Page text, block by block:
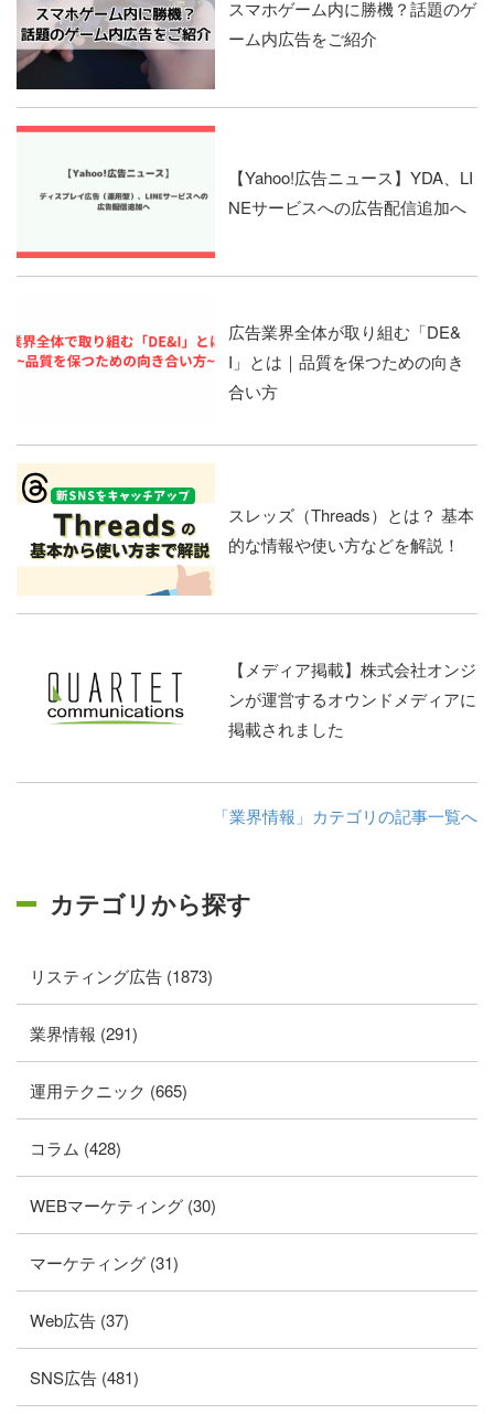
スマホゲーム内に勝機？話題のゲ
ーム内広告をご紹介
【Yahoo!広告ニュース】YDA、LI
NEサービスへの広告配信追加へ
広告業界全体が取り組む「DE&
I」とは｜品質を保つための向き
合い方
スレッズ（Threads）とは？ 基本
的な情報や使い方などを解説！
【メディア掲載】株式会社オンジ
ンが運営するオウンドメディアに
掲載されました
「業界情報」カテゴリの記事一覧へ
カテゴリから探す
リスティング広告 (1873)
業界情報 (291)
運用テクニック (665)
コラム (428)
WEBマーケティング (30)
マーケティング (31)
Web広告 (37)
SNS広告 (481)